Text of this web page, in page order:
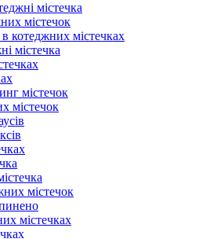
містечка
містечок
котеджних містечках
містечка
містечок
містечок
містечок
містечках